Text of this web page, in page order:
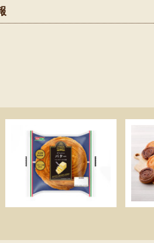
こちらの商
すべての商品を見る